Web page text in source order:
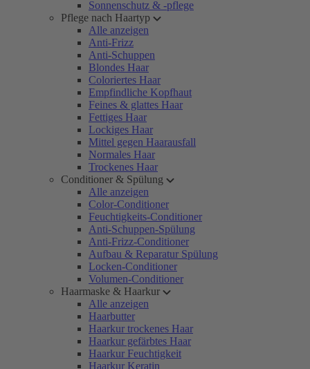
Sonnenschutz & -pflege
Pflege nach Haartyp
Alle anzeigen
Anti-Frizz
Anti-Schuppen
Blondes Haar
Coloriertes Haar
Empfindliche Kopfhaut
Feines & glattes Haar
Fettiges Haar
Lockiges Haar
Mittel gegen Haarausfall
Normales Haar
Trockenes Haar
Conditioner & Spülung
Alle anzeigen
Color-Conditioner
Feuchtigkeits-Conditioner
Anti-Schuppen-Spülung
Anti-Frizz-Conditioner
Aufbau & Reparatur Spülung
Locken-Conditioner
Volumen-Conditioner
Haarmaske & Haarkur
Alle anzeigen
Haarbutter
Haarkur trockenes Haar
Haarkur gefärbtes Haar
Haarkur Feuchtigkeit
Haarkur Keratin